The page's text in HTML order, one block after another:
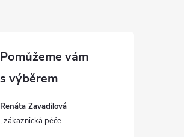
Renáta Zavadilová